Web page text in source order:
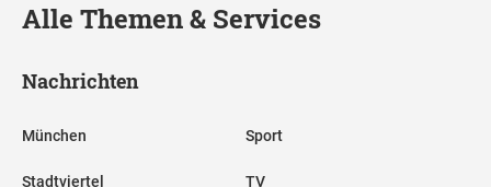
Alle Themen & Services
Nachrichten
München
Stadtviertel
Sport
TV